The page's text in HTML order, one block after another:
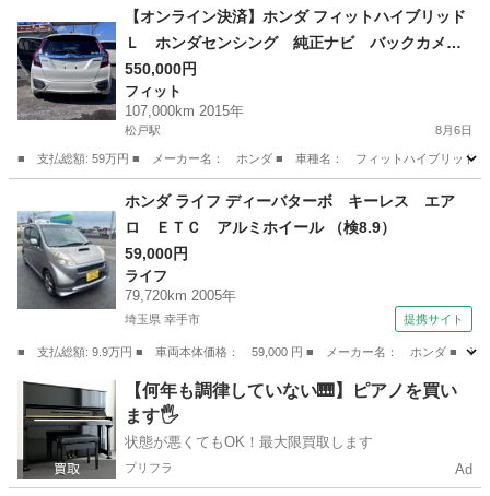
N-BOX MCCS
【オンライン決済】ホンダ フィットハイブリッド
Ｌ ホンダセンシング 純正ナビ バックカメ
ラ 寒冷地仕様 衝突軽減装置 禁煙車 ハーフ
レザーシート スマートキー ＬＥＤヘッド Ｅ
ＴＣ レーダークルーズ 純正１５インチアルミ
550,000円
フィット
107,000km 2015年
松戸駅 8月6日
■ 支払総額: 59万円 ■ メーカー名： ホンダ ■ 車種名： フィットハイブリッド
松戸駅 フィット
ホンダ ライフ ディーバターボ キーレス エア
ロ ＥＴＣ アルミホイール （検8.9）
59,000円
ライフ
79,720km 2005年
埼玉県 幸手市 提携サイト
■ 支払総額: 9.9万円 ■ 車両本体価格： 59,000 円 ■ メーカー名： ホンダ ■
埼玉 幸手市 ライフ
【何年も調律していない🎹】ピアノを買い
ます🖐️
状態が悪くてもOK！最大限買取します
プリフラ Ad